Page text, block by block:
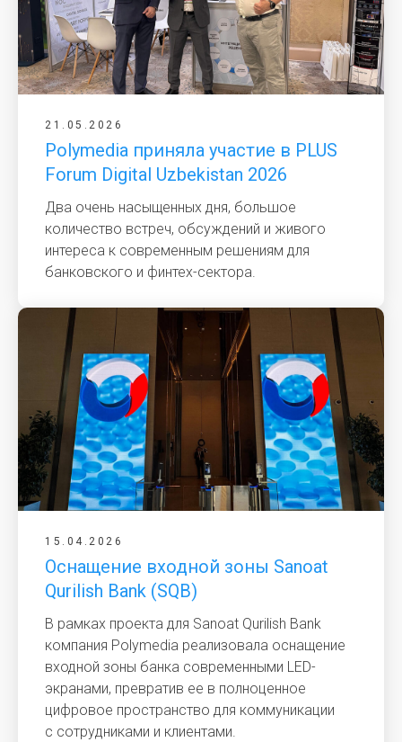
21.05.2026
Polymedia приняла участие в PLUS
Forum Digital Uzbekistan 2026
Два очень насыщенных дня, большое
количество встреч, обсуждений и живого
интереса к современным решениям для
банковского и финтех-сектора.
15.04.2026
Оснащение входной зоны Sanoat
Qurilish Bank (SQB)
В рамках проекта для Sanoat Qurilish Bank
компания Polymedia реализовала оснащение
входной зоны банка современными LED-
экранами, превратив ее в полноценное
цифровое пространство для коммуникации
с сотрудниками и клиентами.